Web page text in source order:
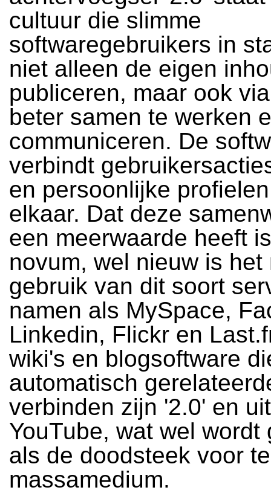
cultuur die slimme
softwaregebruikers in
niet alleen de eigen
publiceren, maar ook
beter samen te werken
communiceren. De
verbindt
en persoonlijke
elkaar. Dat deze
een meerwaarde heeft
novum, wel nieuw is het
gebruik van dit soort
namen als MySpace,
Linkedin, Flickr en
wiki's en blogsoftware
automatisch
verbinden zijn '2.0' en
YouTube, wat wel wordt
als de doodsteek voor
massamedium.